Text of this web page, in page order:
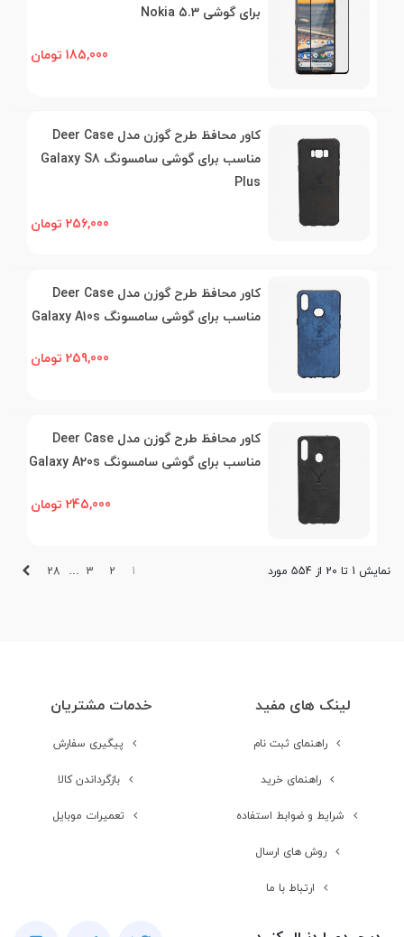
برای گوشی Nokia 5.3
185,000 تومان
کاور محافظ طرح گوزن مدل Deer Case
مناسب برای گوشی سامسونگ Galaxy S8
Plus
256,000 تومان
کاور محافظ طرح گوزن مدل Deer Case
مناسب برای گوشی سامسونگ Galaxy A10s
259,000 تومان
کاور محافظ طرح گوزن مدل Deer Case
مناسب برای گوشی سامسونگ Galaxy A20s
245,000 تومان
نمایش 1 تا 20 از 554 مورد 1
2
3
…
28
لینک های مفید
راهنمای ثبت نام
راهنمای خرید
شرایط و ضوابط استفاده
روش های ارسال
ارتباط با ما
خدمات مشتریان
پیگیری سفارش
بازگرداندن کالا
تعمیرات موبایل